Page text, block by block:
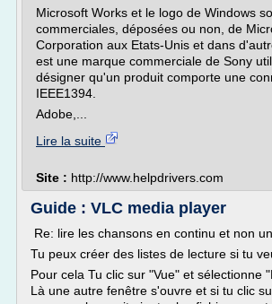
Microsoft Works et le logo de Windows
commerciales, déposées ou non, de
Corporation aux Etats-Unis et dans
est une marque commerciale de Sony
désigner qu'un produit comporte une
IEEE1394.
Adobe,...
Lire la suite
Site : http://www.helpdrivers.com
Guide : VLC media player
Re: lire les chansons en continu et non
Tu peux créer des listes de lecture si tu
Pour cela Tu clic sur "Vue" et sélectionne
Là une autre fenêtre s'ouvre et si tu clic